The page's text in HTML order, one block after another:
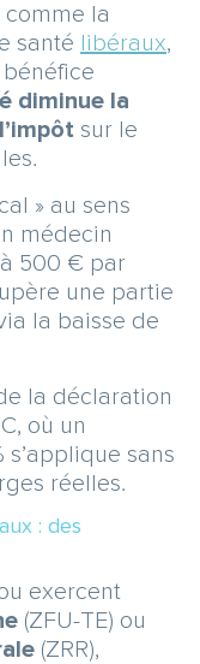
comme la
santé libéraux,
diminue la
sur le
» au sens
médecin
500 € par
une partie
la baisse de
la déclaration
où un
sans
réelles.
: des
exercent
(ZFU-TE) ou
(ZRR),